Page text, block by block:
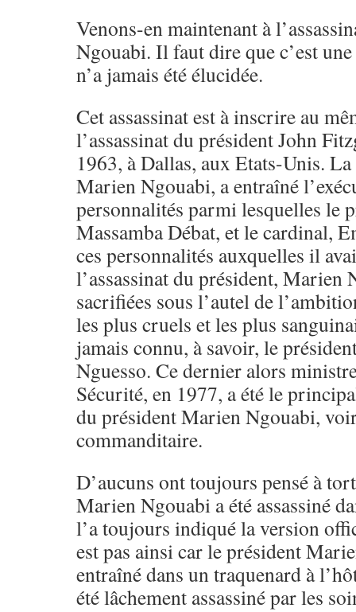
Venons-en maintenant à
Ngouabi. Il faut dire que c’est
n’a jamais été élucidée.
Cet assassinat est à inscrire au
l’assassinat du président John
1963, à Dallas, aux Etats-Unis.
Marien Ngouabi, a entraîné
personnalités parmi lesquelles le
Massamba Débat, et le cardinal,
ces personnalités auxquelles il
l’assassinat du président, Marien
sacrifiées sous l’autel de
les plus cruels et les plus
jamais connu, à savoir, le
Nguesso. Ce dernier alors
Sécurité, en 1977, a été le
du président Marien Ngouabi,
commanditaire.
D’aucuns ont toujours pensé à
Marien Ngouabi a été assassiné
l’a toujours indiqué la version
est pas ainsi car le président
entraîné dans un traquenard à
été lâchement assassiné par les